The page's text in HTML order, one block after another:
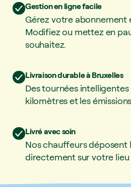
Gestion en ligne facile
Gérez votre abonnement
Modifiez ou mettez en
souhaitez.
Livraison durable à Bruxelles
Des tournées
kilomètres et les
Livré avec soin
Nos chauffeurs déposent
directement sur votre lieu